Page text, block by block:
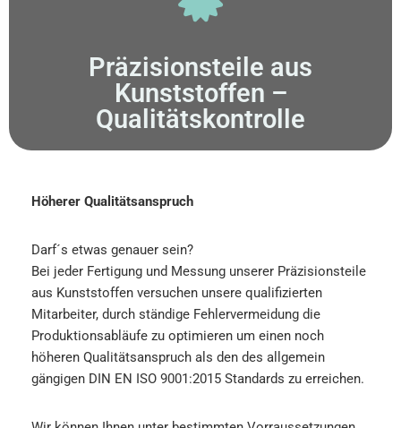
Präzisionsteile aus
Kunststoffen –
Qualitätskontrolle
Höherer Qualitätsanspruch
Darf´s etwas genauer sein?
Bei jeder Fertigung und Messung unserer Präzisionsteile
aus Kunststoffen versuchen unsere qualifizierten
Mitarbeiter, durch ständige Fehlervermeidung die
Produktionsabläufe zu optimieren um einen noch
höheren Qualitätsanspruch als den des allgemein
gängigen DIN EN ISO 9001:2015 Standards zu erreichen.